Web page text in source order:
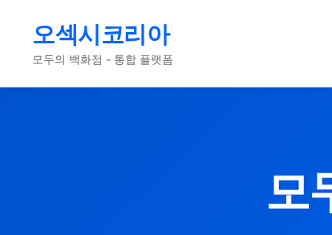
오섹시코리아
모두의 백화점 - 통합 플랫폼
모